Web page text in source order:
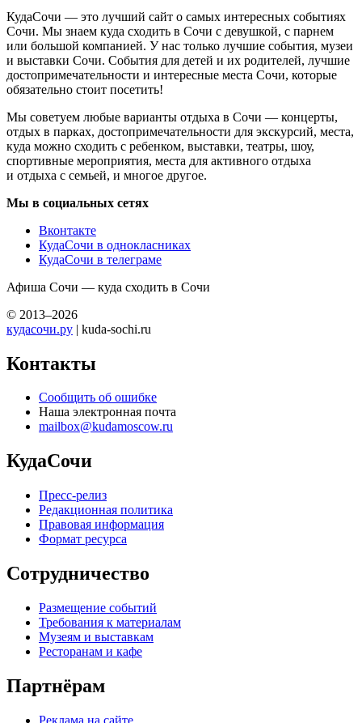
КудаСочи — это лучший сайт о самых интересных событиях
Сочи. Мы знаем куда сходить в Сочи с девушкой, с парнем
или большой компанией. У нас только лучшие события, музеи
и выставки Сочи. События для детей и их родителей, лучшие
достопримечательности и интересные места Сочи, которые
обязательно стоит посетить!
Мы советуем любые варианты отдыха в Сочи — концерты,
отдых в парках, достопримечательности для экскурсий, места,
куда можно сходить с ребенком, выставки, театры, шоу,
спортивные мероприятия, места для активного отдыха
и отдыха с семьей, и многое другое.
Мы в социальных сетях
Вконтакте
КудаСочи в однокласниках
КудаСочи в телеграме
Афиша Сочи — куда сходить в Сочи
© 2013–2026
кудасочи.ру | kuda-sochi.ru
Контакты
Сообщить об ошибке
Наша электронная почта
mailbox@kudamoscow.ru
КудаСочи
Пресс-релиз
Редакционная политика
Правовая информация
Формат ресурса
Сотрудничество
Размещение событий
Требования к материалам
Музеям и выставкам
Ресторанам и кафе
Партнёрам
Реклама на сайте